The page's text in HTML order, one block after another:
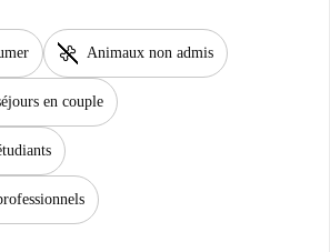
pet_supplies Animaux non admis
en couple